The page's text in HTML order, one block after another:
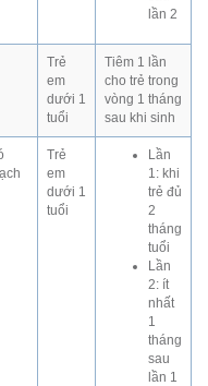
lần 2
Trẻ
em
dưới 1
tuổi
Tiêm 1 lần
cho trẻ trong
vòng 1 tháng
sau khi sinh
Trẻ
em
dưới 1
tuổi
Lần
1: khi
trẻ đủ
2
tháng
tuổi
Lần
2: ít
nhất
1
tháng
sau
lần 1